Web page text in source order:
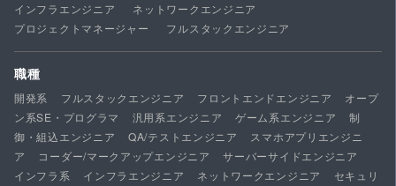
インフラエンジニア
ネットワークエンジニア
プロジェクトマネージャー
フルスタックエンジニア
職種
開発系 フルスタックエンジニア フロントエンドエンジニア
オープ
ン系SE・プログラマ
汎用系エンジニア ゲーム系エンジニア
制
御・組込エンジニア
QA/テストエンジニア
スマホアプリエンジニ
ア
コーダー/マークアップエンジニア
サーバーサイドエンジニア
インフラ系
インフラエンジニア ネットワークエンジニア
セキュリ